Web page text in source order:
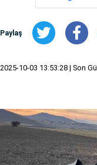
Paylaş
2025-10-03 13:53:28 | Son